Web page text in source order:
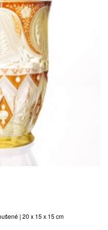
| 20 x 15 x 15 cm